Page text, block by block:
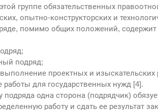
группе обязательственных
опытно-конструкторских и
помимо общих положений,
подряд;
проектных и изыскательских
работы для государственных нужд [4].
подряда одна сторона (подрядчик)
работу и сдать ее результат